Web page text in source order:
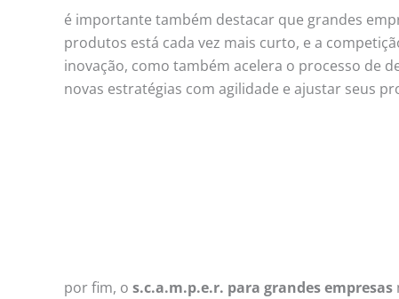
é importante também destacar que grandes
produtos está cada vez mais curto, e a
inovação, como também acelera o processo de
novas estratégias com agilidade e ajustar seus
por fim, o s.c.a.m.p.e.r. para grandes empresas